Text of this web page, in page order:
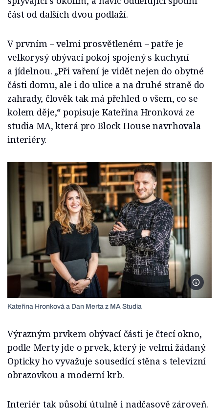
část od dalších dvou podlaží.
V prvním – velmi prosvětleném – patře je
velkorysý obývací pokoj spojený s kuchyní
a jídelnou. „Při vaření je vidět nejen do obytné
části domu, ale i do ulice a na druhé straně do
zahrady, člověk tak má přehled o všem, co se
kolem děje,“ popisuje Kateřina Hronková ze
studia MA, která pro Block House navrhovala
interiéry.
Foto
Kateřina Hronková a Dan Merta z MA Studia
Výrazným prvkem obývací části je čtecí okno,
podle Merty jde o prvek, který je velmi žádaný.
Opticky ho vyvažuje sousedící stěna s televizní
obrazovkou a moderní krb.
Interiér tak působí útulně i nadčasově zároveň.